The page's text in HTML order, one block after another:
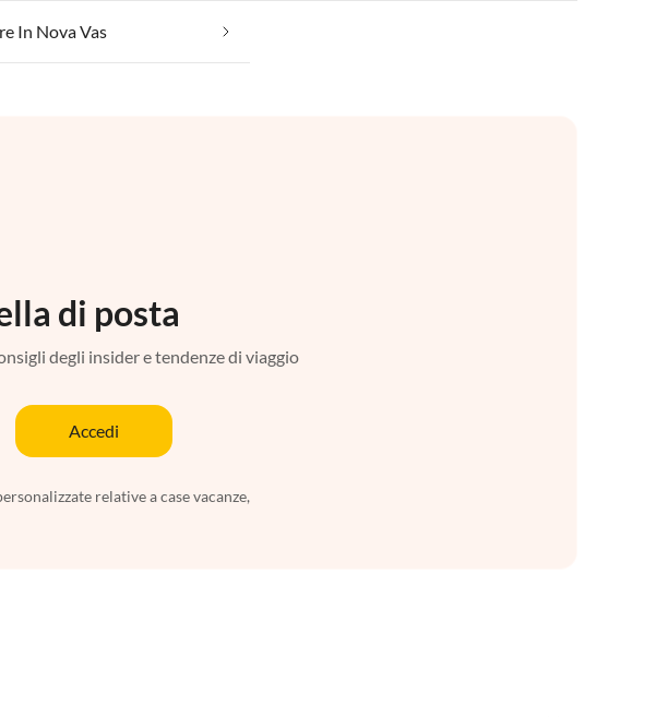
In Nova Vas
di posta
degli insider e tendenze di viaggio
Accedi
relative a case vacanze,